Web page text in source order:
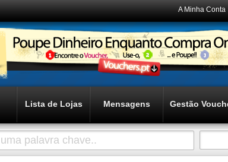
A Minha Conta
Lista de Lojas Mensagens Gestão